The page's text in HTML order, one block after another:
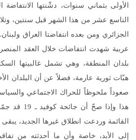
الأولى بثماني سنوات، دشّنتها
الجزائري ومن بعده انتفاضتا العراق
عربية شهدت انتفاضات خلال العقد
بلدان المنطقة، وهي تشمل غالبيتها
هبّات ثورية عارمة، فضلاً عن أن البلدان
صعوداً ملحوظاً للحراك الاجتماعي
هذا وإذا صحّ
القائمة وردعت انطلاق غيرها الجديد،
إلى الأبد، خاصة وأن ما أحدثته من